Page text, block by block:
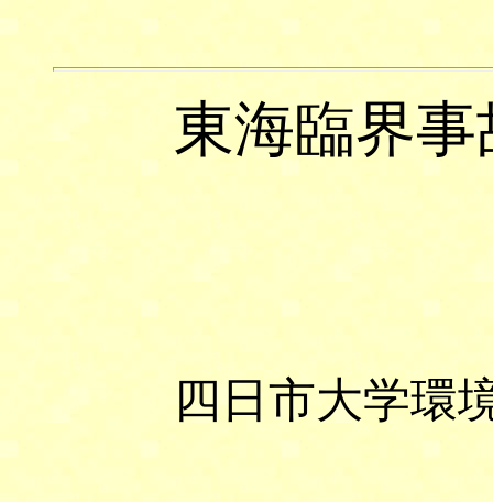
東海臨界
四日市大学